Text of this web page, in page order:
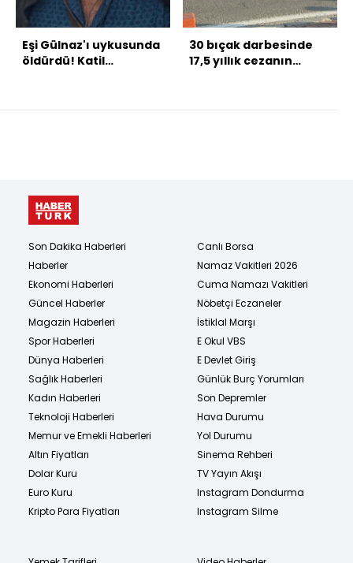
Eşi Gülnaz'ı uykusunda
öldürdü! Katil
30 bıçak darbesinde
17,5 yıllık cezanın
Son Dakika Haberleri
Haberler
Ekonomi Haberleri
Güncel Haberler
Magazin Haberleri
Spor Haberleri
Dünya Haberleri
Sağlık Haberleri
Kadın Haberleri
Teknoloji Haberleri
Memur ve Emekli Haberleri
Altın Fiyatları
Dolar Kuru
Euro Kuru
Kripto Para Fiyatları
Canlı Borsa
Namaz Vakitleri 2026
Cuma Namazı Vakitleri
Nöbetçi Eczaneler
İstiklal Marşı
E Okul VBS
E Devlet Giriş
Günlük Burç Yorumları
Son Depremler
Hava Durumu
Yol Durumu
Sinema Rehberi
TV Yayın Akışı
Instagram Dondurma
Instagram Silme